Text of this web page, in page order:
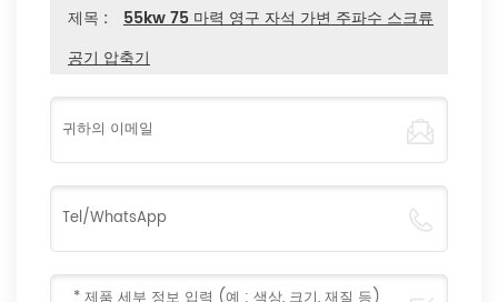
제목 :
55kw 75 마력 영구 자석 가변 주파수 스크류
공기 압축기